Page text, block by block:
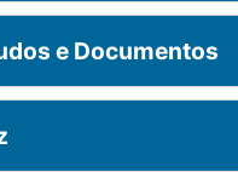
e Documentos